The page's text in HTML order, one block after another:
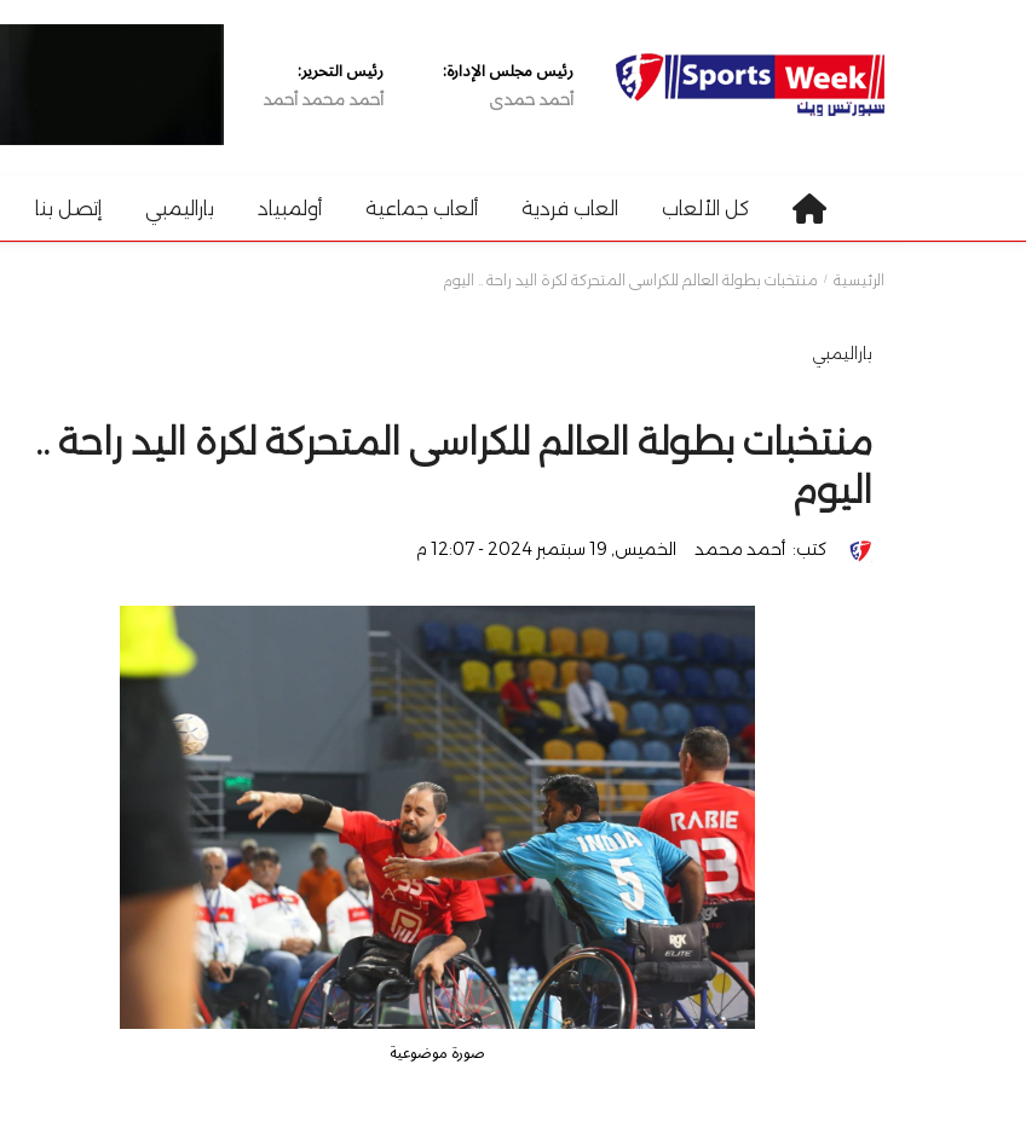
رئيس مجلس الإدارة:
أحمد حمدى
رئيس التحرير:
أحمد محمد أحمد
كل الألعاب العاب فردية ألعاب جماعية أولمبياد باراليمبي إتصل بنا
الرئيسية منتخبات بطولة العالم للكراسى المتحركة لكرة اليد راحة .. اليوم
باراليمبي
منتخبات بطولة العالم للكراسى المتحركة لكرة اليد راحة ..
اليوم
كتب: أحمد محمد الخميس, 19 سبتمبر 2024 - 12:07 م
صورة موضوعية